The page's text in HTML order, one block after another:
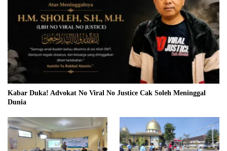
Kabar Duka! Advokat No Viral No Justice Cak Soleh Meninggal
Dunia